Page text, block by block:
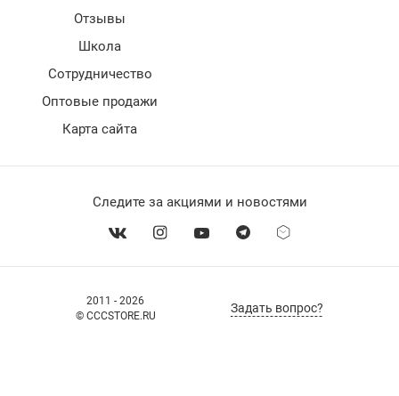
2011 - 2026
© CCCSTORE.RU
Задать вопрос?
Отзывы
Школа
Сотрудничество
Оптовые продажи
Карта сайта
Следите за акциями и новостями